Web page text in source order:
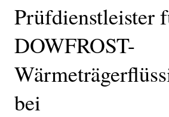
Prüfdienstleister
DOWFROST-
bei